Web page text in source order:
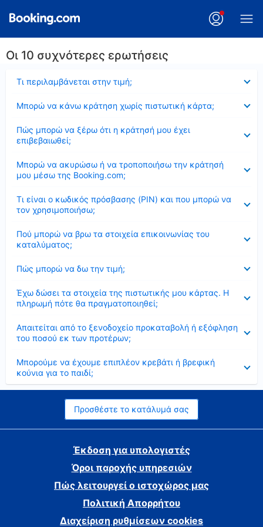
Οι 10 συχνότερες ερωτήσεις
Τι περιλαμβάνεται στην τιμή;
Μπορώ να κάνω κράτηση χωρίς πιστωτική κάρτα;
Πώς μπορώ να ξέρω ότι η κράτησή μου έχει
επιβεβαιωθεί;
Μπορώ να ακυρώσω ή να τροποποιήσω την κράτησή
μου μέσω της Booking.com;
Τι είναι ο κωδικός πρόσβασης (PIN) και που μπορώ να
τον χρησιμοποιήσω;
Πού μπορώ να βρω τα στοιχεία επικοινωνίας του
καταλύματος;
Πώς μπορώ να δω την τιμή;
Έχω δώσει τα στοιχεία της πιστωτικής μου κάρτας. Η
πληρωμή πότε θα πραγματοποιηθεί;
Απαιτείται από το ξενοδοχείο προκαταβολή ή εξόφληση
του ποσού εκ των προτέρων;
Μπορούμε να έχουμε επιπλέον κρεβάτι ή βρεφική
κούνια για το παιδί;
Προσθέστε το κατάλυμά σας
Έκδοση για υπολογιστές
Όροι παροχής υπηρεσιών
Πώς λειτουργεί ο ιστοχώρος μας
Πολιτική Απορρήτου
Διαχείριση ρυθμίσεων cookies